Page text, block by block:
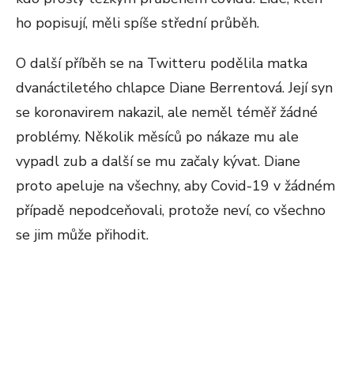
ho popisují, měli spíše střední průběh.
O další příběh se na Twitteru podělila matka
dvanáctiletého chlapce Diane Berrentová. Její syn
se koronavirem nakazil, ale neměl téměř žádné
problémy. Několik měsíců po nákaze mu ale
vypadl zub a další se mu začaly kývat. Diane
proto apeluje na všechny, aby Covid-19 v žádném
případě nepodceňovali, protože neví, co všechno
se jim může přihodit.